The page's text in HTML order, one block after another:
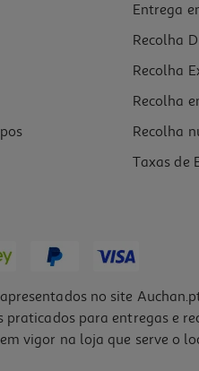
Entrega
Recolha
Recolha
Recolha
Recolha
Taxas de
no site
praticados para entregas e
vigor na loja que serve o